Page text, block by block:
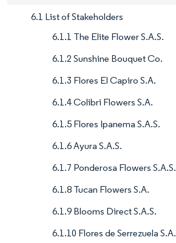
6.1 List of Stakeholders
6.1.1 The Elite Flower S.A.S.
6.1.2 Sunshine Bouquet Co.
6.1.3 Flores El Capiro S.A.
6.1.4 Colibri Flowers S.A.
6.1.5 Flores Ipanema S.A.S.
6.1.6 Ayura S.A.S.
6.1.7 Ponderosa Flowers S.A.S.
6.1.8 Tucan Flowers S.A.
6.1.9 Blooms Direct S.A.S.
6.1.10 Flores de Serrezuela S.A.